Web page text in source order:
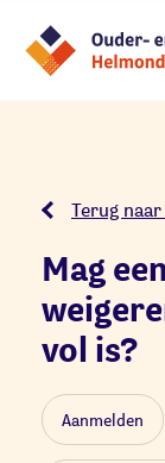
Terug
Mag
vol is?
Aanmelden